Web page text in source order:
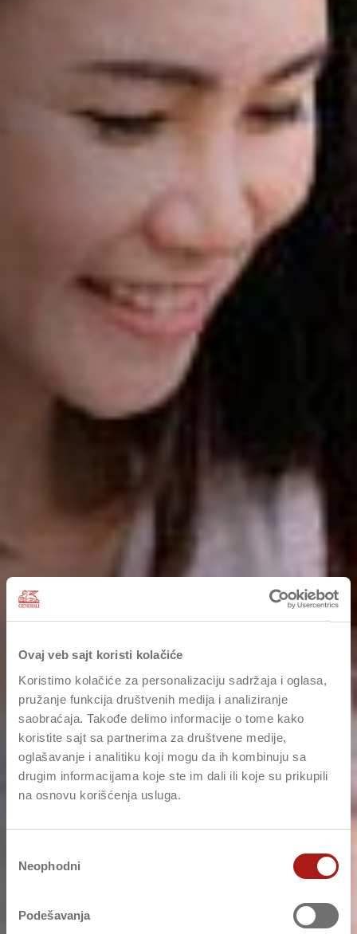
Ovaj veb sajt koristi kolačiće
Koristimo kolačiće za personalizaciju sadržaja i oglasa,
pružanje funkcija društvenih medija i analiziranje
saobraćaja. Takođe delimo informacije o tome kako
koristite sajt sa partnerima za društvene medije,
oglašavanje i analitiku koji mogu da ih kombinuju sa
drugim informacijama koje ste im dali ili koje su prikupili
na osnovu korišćenja usluga.
сагласности
Neophodni
Podešavanja